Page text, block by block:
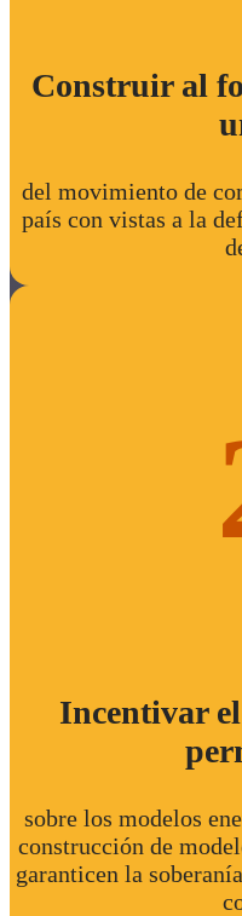
Construir al
del movimiento de
país con vistas a la
Incentivar
sobre los modelos
construcción de
garanticen la